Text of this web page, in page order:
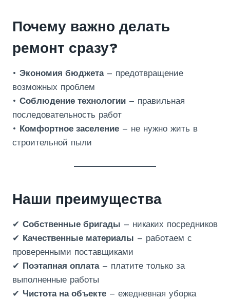
Почему важно делать
ремонт сразу?
• Экономия бюджета– предотвращение
возможных проблем
• Соблюдение технологии – правильная
последовательность работ
• Комфортное заселение – не нужно жить в
строительной пыли
Наши преимущества
✔ Собственные бригады – никаких посредников
✔ Качественные материалы – работаем с
проверенными поставщиками
✔ Поэтапная оплата– платите только за
выполненные работы
✔ Чистота на объекте – ежедневная уборка